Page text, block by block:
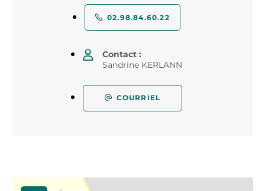
02.98.84.60.22
Contact :
Sandrine KERLANN
COURRIEL